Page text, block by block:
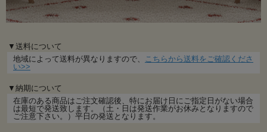
▼送料について
地域によって送料が異なりますので、
こちらから送料をご確認くださ
い>>
▼納期について
在庫のある商品はご注文確認後、特にお届け日にご指定日がない場合
は最短で発送致します。（土・日は発送作業がお休みとなりますので
ご注意下さい。）平日の発送となります。